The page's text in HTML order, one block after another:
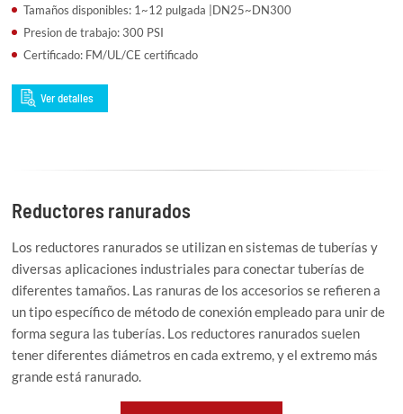
Tamaños disponibles: 1~12 pulgada |DN25~DN300
Presion de trabajo: 300 PSI
Certificado: FM/UL/CE certificado
Ver detalles
Reductores ranurados
Los reductores ranurados se utilizan en sistemas de tuberías y
diversas aplicaciones industriales para conectar tuberías de
diferentes tamaños. Las ranuras de los accesorios se refieren a
un tipo específico de método de conexión empleado para unir de
forma segura las tuberías. Los reductores ranurados suelen
tener diferentes diámetros en cada extremo, y el extremo más
grande está ranurado.